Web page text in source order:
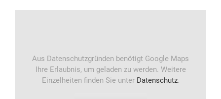
Aus Datenschutzgründen benötigt Google Maps
Ihre Erlaubnis, um geladen zu werden. Weitere
Einzelheiten finden Sie unter Datenschutz.